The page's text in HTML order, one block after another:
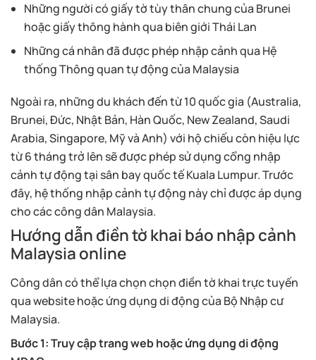
Những người có giấy tờ tùy thân chung của Brunei
hoặc giấy thông hành qua biên giới Thái Lan
Những cá nhân đã được phép nhập cảnh qua Hệ
thống Thông quan tự động của Malaysia
Ngoài ra, những du khách đến từ 10 quốc gia (Australia,
Brunei, Đức, Nhật Bản, Hàn Quốc, New Zealand, Saudi
Arabia, Singapore, Mỹ và Anh) với hộ chiếu còn hiệu lực
từ 6 tháng trở lên sẽ được phép sử dụng cổng nhập
cảnh tự động tại sân bay quốc tế Kuala Lumpur. Trước
đây, hệ thống nhập cảnh tự động này chỉ được áp dụng
cho các công dân Malaysia.
Hướng dẫn điền tờ khai báo nhập cảnh
Malaysia online
Công dân có thể lựa chọn chọn điền tờ khai trực tuyến
qua website hoặc ứng dụng di động của Bộ Nhập cư
Malaysia.
Bước 1: Truy cập trang web hoặc ứng dụng di động